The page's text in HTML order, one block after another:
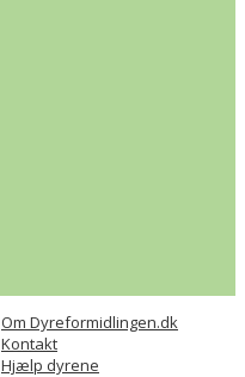
Om Dyreformidlingen.dk
Kontakt
Hjælp dyrene